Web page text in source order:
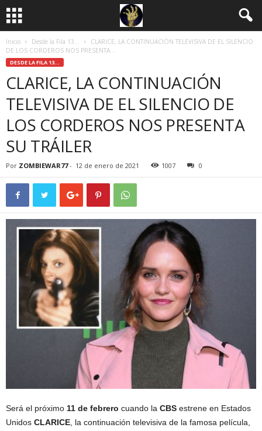
Inicio Desde la Fila 13...
CLARICE, LA CONTINUACIÓN TELEVISIVA DE EL SILENCIO
DE LOS CORDEROS NOS PRESENTA...
DESDE LA FILA 13...
CLARICE, LA CONTINUACIÓN
TELEVISIVA DE EL SILENCIO DE
LOS CORDEROS NOS PRESENTA
SU TRÁILER
Por ZOMBIEWAR77- 12 de enero de 2021 1007 0
Será el próximo 11 de febrero cuando la CBS estrene en Estados
Unidos CLARICE , la continuación televisiva de la famosa película,